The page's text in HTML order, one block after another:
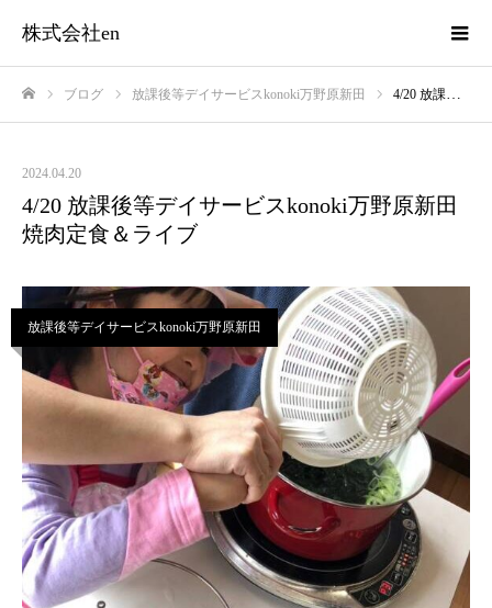
株式会社en
ブログ 放課後等デイサービスkonoki万野原新田 4/20 放課後等デイサービスkonoki万野原新田 焼肉定食＆ライブ
2024.04.20
4/20 放課後等デイサービスkonoki万野原新田
焼肉定食＆ライブ
放課後等デイサービスkonoki万野原新田